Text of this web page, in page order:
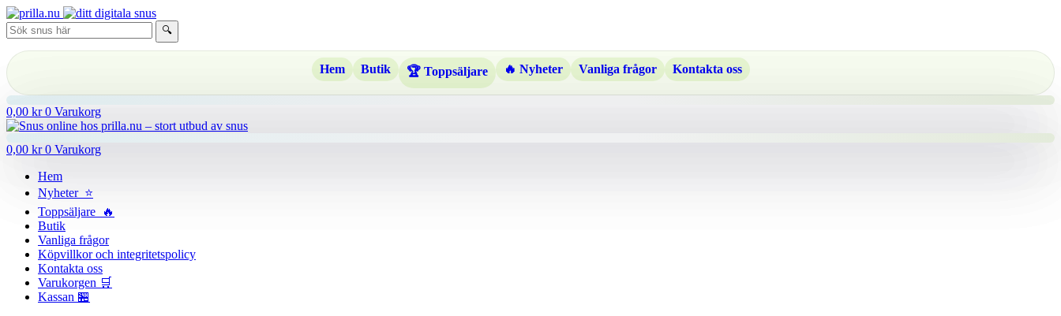
Hoppa
till
innehåll
🔍
Hem Butik 🏆 Toppsäljare 🔥 Nyheter Vanliga frågor Kontakta oss
0,00 kr 0 Varukorg
0,00 kr 0 Varukorg
Hem
Nyheter ⭐
Toppsäljare 🔥
Butik
Vanliga frågor
Köpvillkor och integritetspolicy
Kontakta oss
Varukorgen 🛒
Kassan 🏪